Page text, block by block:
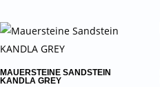
MAUERSTEINE SANDSTEIN
KANDLA GREY